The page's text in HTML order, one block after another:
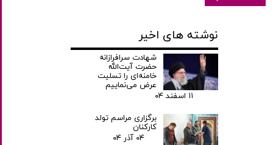
نوشته های اخیر
شهادت سرافرازانه
حضرت آیت‌الله
خامنه‌ای را تسلیت
عرض می‌نماییم
۱۱ اسفند ۰۴
برگزاری مراسم تولد
کارکنان
۰۴ آذر ۰۴